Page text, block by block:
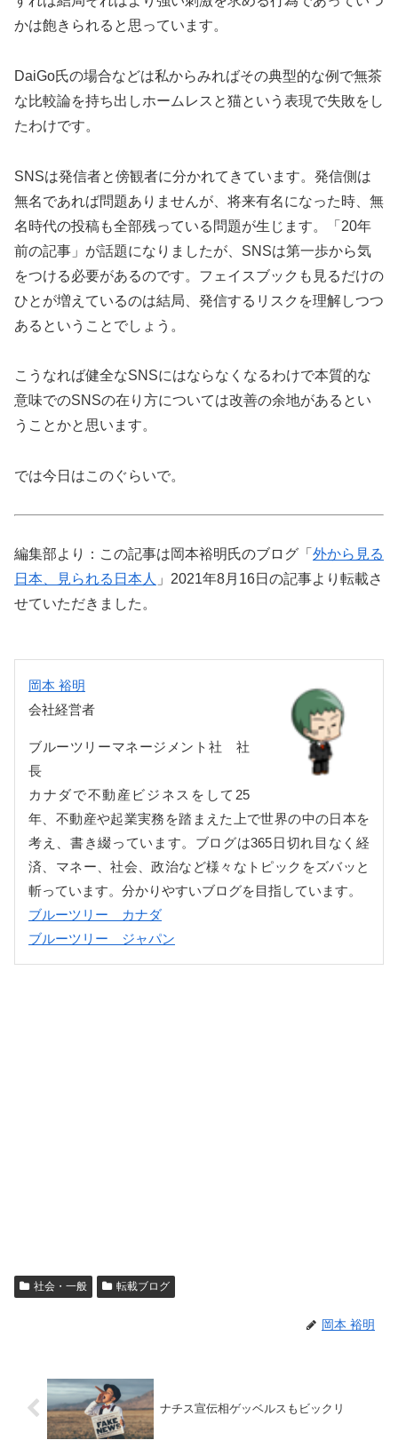
かは飽きられると思っています。
DaiGo氏の場合などは私からみればその典型的な例で無茶
な比較論を持ち出しホームレスと猫という表現で失敗をし
たわけです。
SNSは発信者と傍観者に分かれてきています。発信側は
無名であれば問題ありませんが、将来有名になった時、無
名時代の投稿も全部残っている問題が生じます。「20年
前の記事」が話題になりましたが、SNSは第一歩から気
をつける必要があるのです。フェイスブックも見るだけの
ひとが増えているのは結局、発信するリスクを理解しつつ
あるということでしょう。
こうなれば健全なSNSにはならなくなるわけで本質的な
意味でのSNSの在り方については改善の余地があるとい
うことかと思います。
では今日はこのぐらいで。
編集部より：この記事は岡本裕明氏のブログ「 外から見る
日本、見られる日本人 」2021年8月16日の記事より転載さ
せていただきました。
岡本 裕明
会社経営者
ブルーツリーマネージメント社 社
長
カナダで不動産ビジネスをして25
年、不動産や起業実務を踏まえた上で世界の中の日本を
考え、書き綴っています。ブログは365日切れ目なく経
済、マネー、社会、政治など様々なトピックをズバッと
斬っています。分かりやすいブログを目指しています。
ブルーツリー カナダ
ブルーツリー ジャパン
社会・一般 転載ブログ
岡本 裕明
ナチス宣伝相ゲッベルスもビックリ